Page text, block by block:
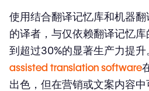
使用结合翻译记忆库和机器
的译者，与仅依赖翻译记忆
到超过30%的显著生产力提升
assisted translation software
出色，但在营销或文案内容